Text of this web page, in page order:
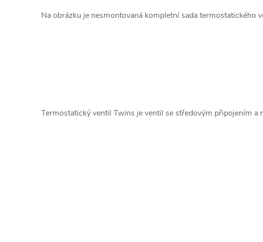
Na obrázku je nesmontovaná kompletní sada termostatického
Termostatický ventil Twins je ventil se středovým připojením a